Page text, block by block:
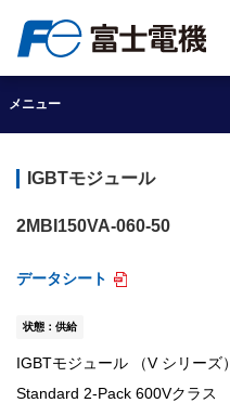
メニュー
IGBTモジュール
2MBI150VA-060-50
データシート
状態：供給
IGBTモジュール （V シリーズ）
Standard 2-Pack 600Vクラス